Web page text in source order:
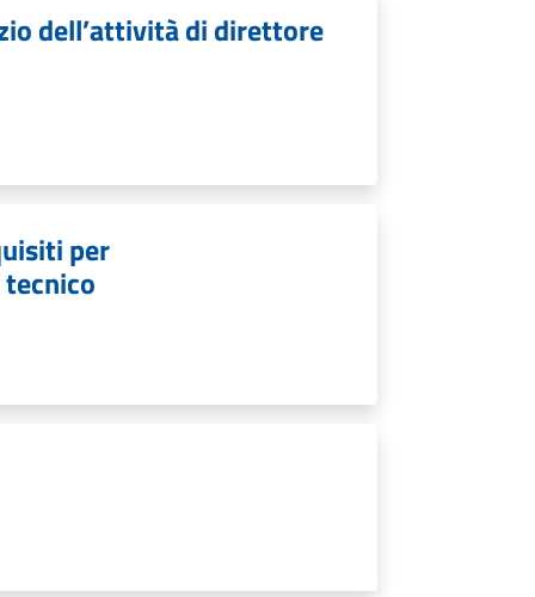
dell’attività di direttore
per